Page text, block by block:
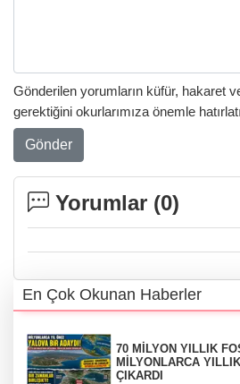
Gönderilen yorumların küfür, hakaret
gerektiğini okurlarımıza önemle
Gönder
Yorumlar (0)
En Çok Okunan Haberler
70 MİLYON YILLIK
MİLYONLARCA
ÇIKARDI